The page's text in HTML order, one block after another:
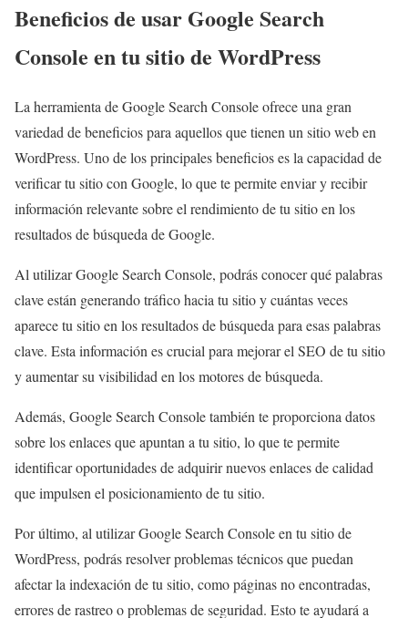
Beneficios de usar Google Search
Console en tu sitio de WordPress
La herramienta de Google Search Console ofrece una gran
variedad de beneficios para aquellos que tienen un sitio web en
WordPress. Uno de los principales beneficios es la capacidad de
verificar tu sitio con Google, lo que te permite enviar y recibir
información relevante sobre el rendimiento de tu sitio en los
resultados de búsqueda de Google.
Al utilizar Google Search Console, podrás conocer qué palabras
clave están generando tráfico hacia tu sitio y cuántas veces
aparece tu sitio en los resultados de búsqueda para esas palabras
clave. Esta información es crucial para mejorar el SEO de tu sitio
y aumentar su visibilidad en los motores de búsqueda.
Además, Google Search Console también te proporciona datos
sobre los enlaces que apuntan a tu sitio, lo que te permite
identificar oportunidades de adquirir nuevos enlaces de calidad
que impulsen el posicionamiento de tu sitio.
Por último, al utilizar Google Search Console en tu sitio de
WordPress, podrás resolver problemas técnicos que puedan
afectar la indexación de tu sitio, como páginas no encontradas,
errores de rastreo o problemas de seguridad. Esto te ayudará a